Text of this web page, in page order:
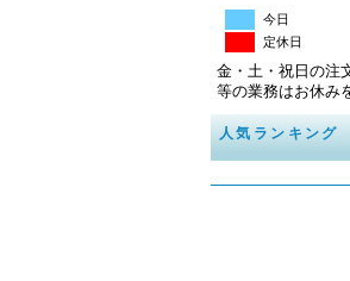
今日
定休日
金・土・祝日の注
等の業務はお休み
人気ランキング